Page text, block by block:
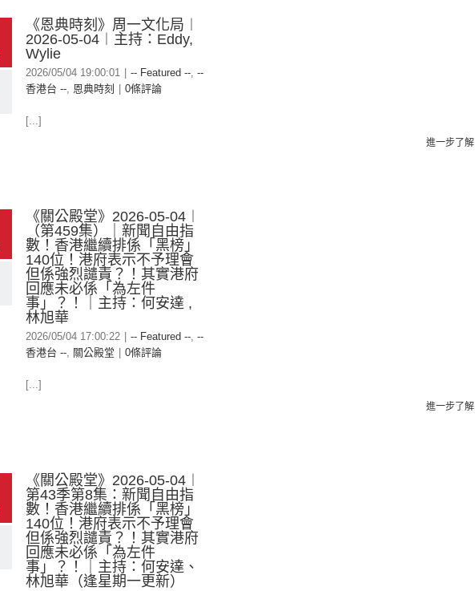
《恩典時刻》周一文化局︱
2026-05-04︱主持：Eddy,
Wylie
2026/05/04 19:00:01 -- Featured --, --
香港台 --, 恩典時刻 0條評論
[...]
進一步了解
《關公殿堂》2026-05-04︱
（第459集）｜新聞自由指
數！香港繼續排係「黑榜」
140位！港府表示不予理會
但係強烈譴責？！其實港府
回應未必係「為左件
事」？！｜主持：何安達 ,
林旭華
2026/05/04 17:00:22 -- Featured --, --
香港台 --, 關公殿堂 0條評論
[...]
進一步了解
《關公殿堂》2026-05-04︱
第43季第8集：新聞自由指
數！香港繼續排係「黑榜」
140位！港府表示不予理會
但係強烈譴責？！其實港府
回應未必係「為左件
事」？！｜主持：何安達、
林旭華（逢星期一更新）